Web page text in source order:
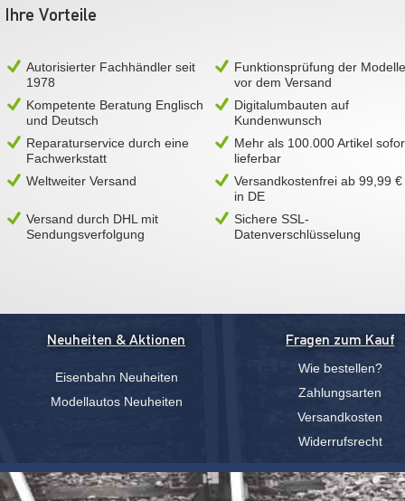
Ihre Vorteile
Autorisierter Fachhändler seit
1978
Funktionsprüfung der Modelle
vor dem Versand
Kompetente Beratung Englisch
und Deutsch
Digitalumbauten auf
Kundenwunsch
Reparaturservice durch eine
Fachwerkstatt
Mehr als 100.000 Artikel
lieferbar
Weltweiter Versand
Versandkostenfrei ab 99,99 €
in DE
Versand durch DHL mit
Sendungsverfolgung
Sichere SSL-
Datenverschlüsselung
Neuheiten & Aktionen
Eisenbahn Neuheiten
Modellautos Neuheiten
Fragen zum Kauf
Wie bestellen?
Zahlungsarten
Versandkosten
Widerrufsrecht